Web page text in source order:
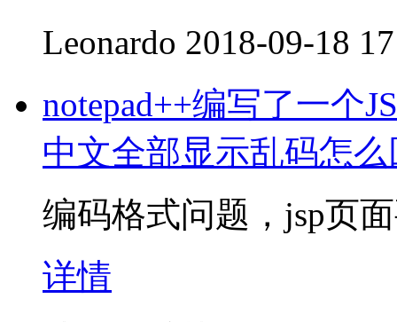
Leonardo 2018-09-18
notepad++编写了一个
中文全部显示乱码怎
编码格式问题，jsp页
详情